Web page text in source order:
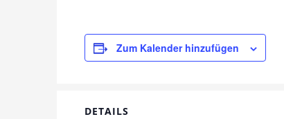
Zum Kalender hinzufügen
DETAILS